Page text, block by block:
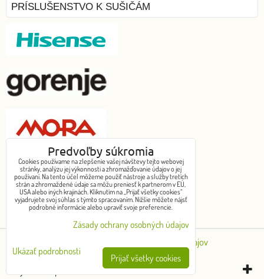
PRÍSLUŠENSTVO K SUŠIČÁM
G-O-R-E-M-O-547199395360217
Chcem objednať
Zásady ochrany osobných údajov
BiznisWeb.sk
Predvoľby súkromia
Cookies používame na zlepšenie vašej návštevy tejto webovej
stránky, analýzu jej výkonnosti a zhromažďovanie údajov o jej
používaní. Na tento účel môžeme použiť nástroje a služby tretích
strán a zhromaždené údaje sa môžu preniesť k partnerom v EÚ,
USA alebo iných krajinách. Kliknutím na „Prijať všetky cookies“
vyjadrujete svoj súhlas s týmto spracovaním. Nižšie môžete nájsť
podrobné informácie alebo upraviť svoje preferencie.
Zásady ochrany osobných údajov
Ukázať podrobnosti
Prijať všetky cookies